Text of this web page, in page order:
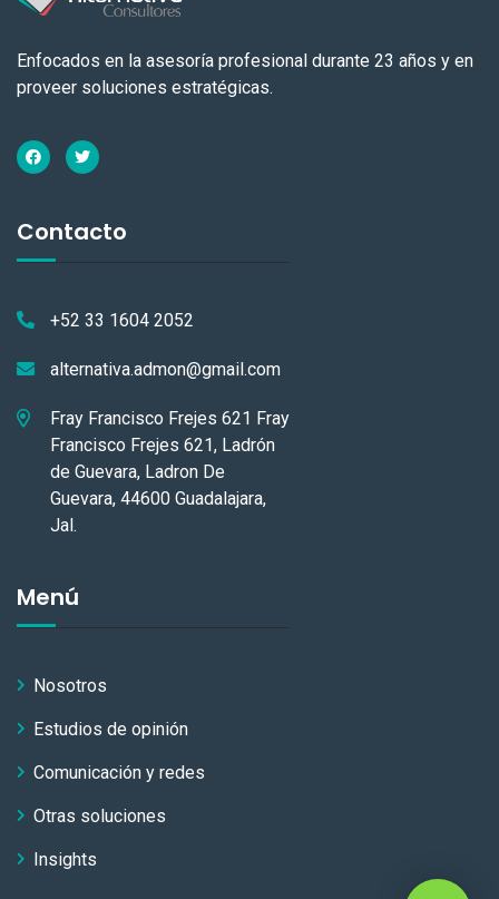
Enfocados en la asesoría profesional durante 23 años y en
proveer soluciones estratégicas.
Contacto
+52 33 1604 2052
alternativa.admon@gmail.com
Fray Francisco Frejes 621 Fray
Francisco Frejes 621, Ladrón
de Guevara, Ladron De
Guevara, 44600 Guadalajara,
Jal.
Menú
Nosotros
Estudios de opinión
Comunicación y redes
Otras soluciones
Insights